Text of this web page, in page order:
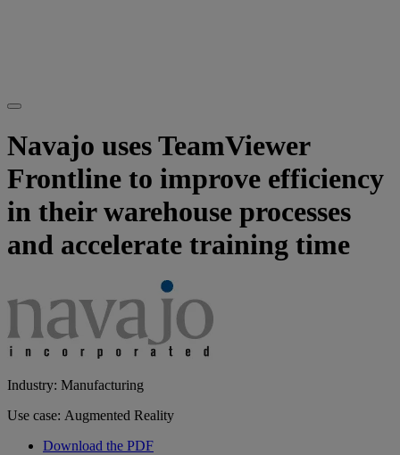
Navajo uses TeamViewer
Frontline to improve efficiency
in their warehouse processes
and accelerate training time
Industry: Manufacturing
Use case: Augmented Reality
Download the PDF